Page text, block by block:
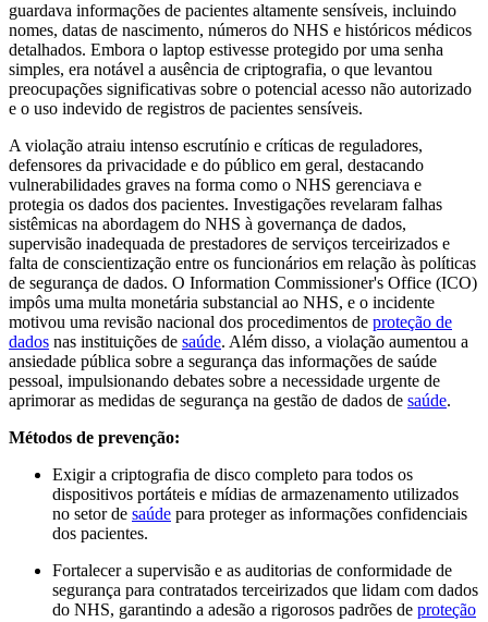
guardava informações de pacientes altamente sensíveis, incluindo
nomes, datas de nascimento, números do NHS e históricos médicos
detalhados. Embora o laptop estivesse protegido por uma senha
simples, era notável a ausência de criptografia, o que levantou
preocupações significativas sobre o potencial acesso não autorizado
e o uso indevido de registros de pacientes sensíveis.
A violação atraiu intenso escrutínio e críticas de reguladores,
defensores da privacidade e do público em geral, destacando
vulnerabilidades graves na forma como o NHS gerenciava e
protegia os dados dos pacientes. Investigações revelaram falhas
sistêmicas na abordagem do NHS à governança de dados,
supervisão inadequada de prestadores de serviços terceirizados e
falta de conscientização entre os funcionários em relação às políticas
de segurança de dados. O Information Commissioner's Office (ICO)
impôs uma multa monetária substancial ao NHS, e o incidente
motivou uma revisão nacional dos procedimentos de proteção de
dados nas instituições de saúde. Além disso, a violação aumentou a
ansiedade pública sobre a segurança das informações de saúde
pessoal, impulsionando debates sobre a necessidade urgente de
aprimorar as medidas de segurança na gestão de dados de saúde.
Métodos de prevenção:
Exigir a criptografia de disco completo para todos os
dispositivos portáteis e mídias de armazenamento utilizados
no setor de saúde para proteger as informações confidenciais
dos pacientes.
Fortalecer a supervisão e as auditorias de conformidade de
segurança para contratados terceirizados que lidam com dados
do NHS, garantindo a adesão a rigorosos padrões de proteção